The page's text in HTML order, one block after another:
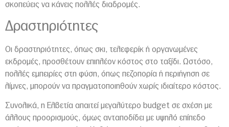
σκοπεύεις να κάνεις πολλές διαδρομές.
Δραστηριότητες
Οι δραστηριότητες, όπως σκι, τελεφερίκ ή οργανωμένες
εκδρομές, προσθέτουν επιπλέον κόστος στο ταξίδι. Ωστόσο,
πολλές εμπειρίες στη φύση, όπως πεζοπορία ή περιήγηση σε
λίμνες, μπορούν να πραγματοποιηθούν χωρίς ιδιαίτερο κόστος.
Συνολικά, η Ελβετία απαιτεί μεγαλύτερο budget σε σχέση με
άλλους προορισμούς, όμως ανταποδίδει με υψηλό επίπεδο